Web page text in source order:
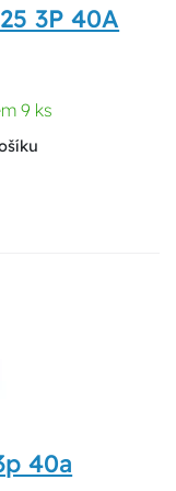
3P 40A
9 ks
40a